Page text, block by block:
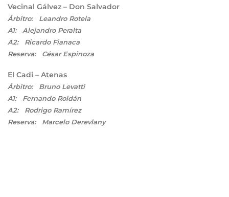
Vecinal Gálvez – Don Salvador
Árbitro: Leandro Rotela
A1: Alejandro Peralta
A2: Ricardo Fianaca
Reserva: César Espinoza
El Cadi – Atenas
Árbitro: Bruno Levatti
A1: Fernando Roldán
A2: Rodrigo Ramírez
Reserva: Marcelo Derevlany